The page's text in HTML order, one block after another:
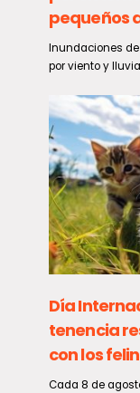
pequeños
Inundaciones de
por viento y lluvia,
Día
tenencia
con los felinos
Cada 8 de agosto se